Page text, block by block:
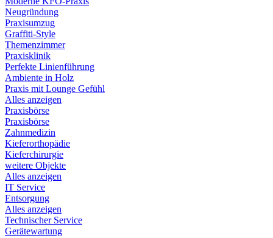
Neugründung
Praxisumzug
Graffiti-Style
Themenzimmer
Praxisklinik
Perfekte Linienführung
Ambiente in Holz
Praxis mit Lounge Gefühl
Alles anzeigen
Praxisbörse
Praxisbörse
Zahnmedizin
Kieferorthopädie
Kieferchirurgie
weitere Objekte
Alles anzeigen
IT Service
Entsorgung
Alles anzeigen
Technischer Service
Gerätewartung